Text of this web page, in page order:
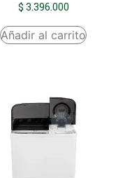
$ 3.396.000
Añadir al carrito